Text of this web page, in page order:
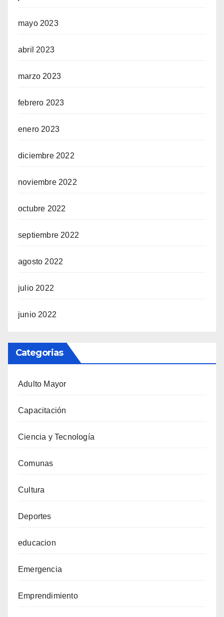
mayo 2023
abril 2023
marzo 2023
febrero 2023
enero 2023
diciembre 2022
noviembre 2022
octubre 2022
septiembre 2022
agosto 2022
julio 2022
junio 2022
Categorias
Adulto Mayor
Capacitación
Ciencia y Tecnología
Comunas
Cultura
Deportes
educacion
Emergencia
Emprendimiento